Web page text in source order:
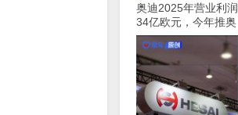
奥迪2025年营业利润
34亿欧元，今年推奥
迪A2，e-tron等多款
新车